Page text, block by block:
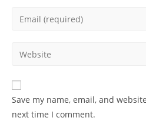
Enter
address
comment
Enter
website
URL
(optional)
Save my name, email, and
next time I comment.